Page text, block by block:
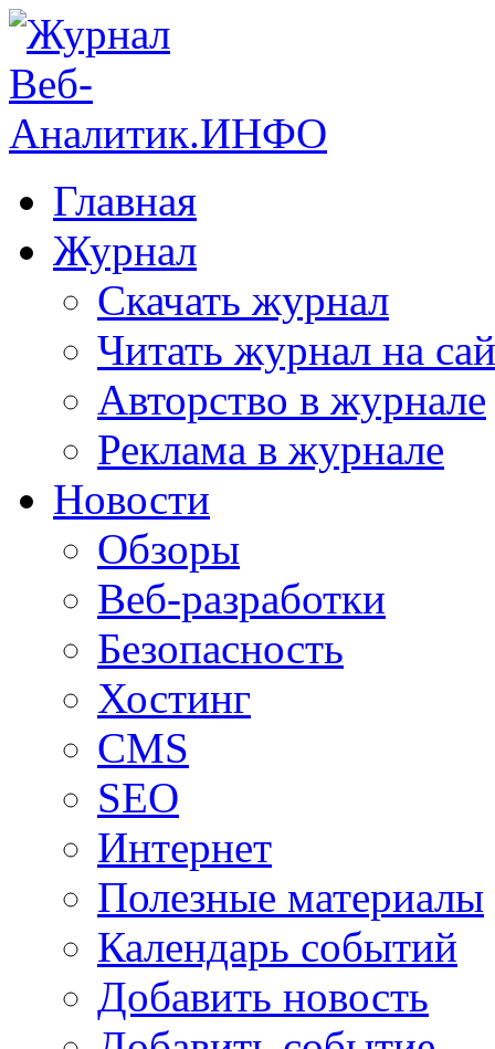
Главная
Журнал
Скачать журнал
Читать журнал на
Авторство в журнале
Реклама в журнале
Новости
Обзоры
Веб-разработки
Безопасность
Хостинг
CMS
SEO
Интернет
Полезные материалы
Календарь событий
Добавить новость